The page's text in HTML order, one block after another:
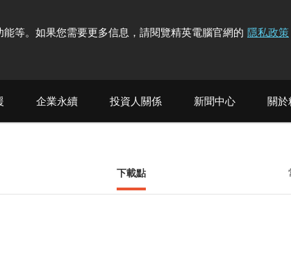
等。如果您需要更多信息，請閱覽精英電腦官網的 隱私政策
企業永續 投資人關係 新聞中心 關於
下載點